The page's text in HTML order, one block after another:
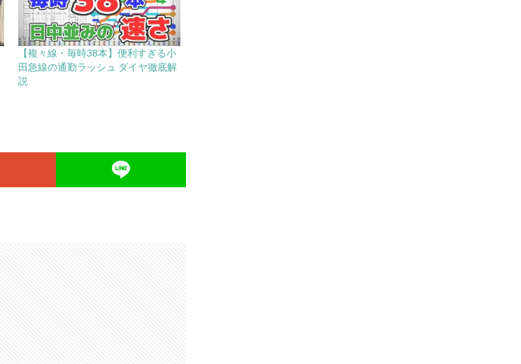
【複々線・毎時38本】便利すぎる小
田急線の通勤ラッシュ ダイヤ徹底解
説